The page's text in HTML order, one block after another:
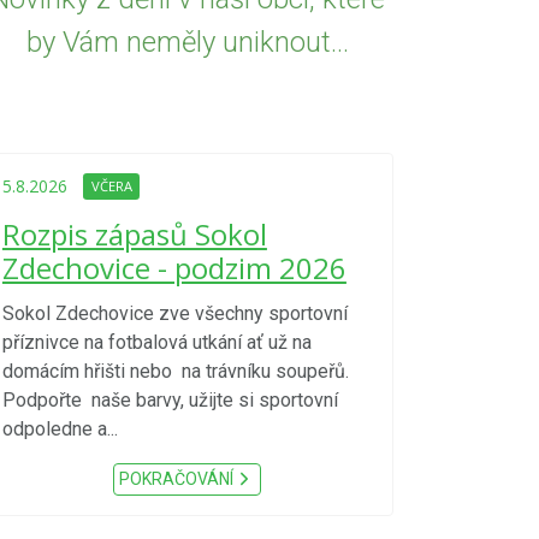
by Vám neměly uniknout...
5.8.2026 VČERA
Rozpis zápasů Sokol
Zdechovice - podzim 2026
Sokol Zdechovice zve všechny sportovní
příznivce na fotbalová utkání ať už na
domácím hřišti nebo na trávníku soupeřů.
Podpořte naše barvy, užijte si sportovní
odpoledne a...
POKRAČOVÁNÍ